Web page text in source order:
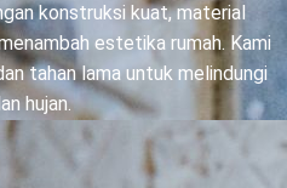
konstruksi kuat, material
estetika rumah. Kami
tahan lama untuk melindungi
hujan.